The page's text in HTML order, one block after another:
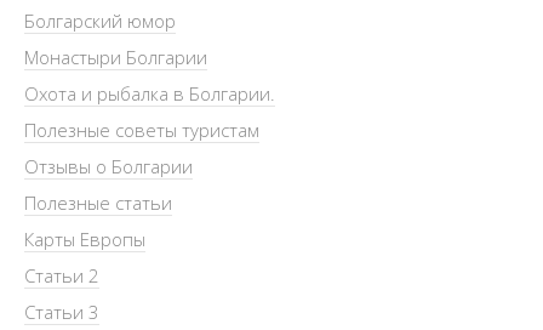
Болгарский юмор
Монастыри Болгарии
Охота и рыбалка в Болгарии.
Полезные советы туристам
Отзывы о Болгарии
Полезные статьи
Карты Европы
Статьи 2
Статьи 3